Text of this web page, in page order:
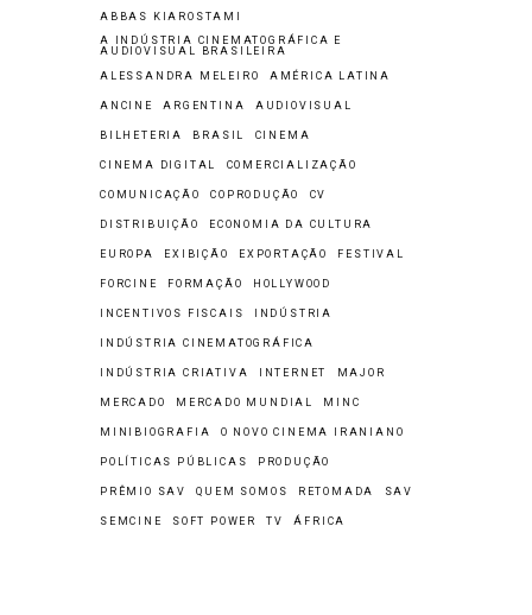
ABBAS KIAROSTAMI
A INDÚSTRIA CINEMATOGRÁFICA E
AUDIOVISUAL BRASILEIRA
ALESSANDRA MELEIRO AMÉRICA LATINA
ANCINE ARGENTINA AUDIOVISUAL
BILHETERIA BRASIL CINEMA
CINEMA DIGITAL COMERCIALIZAÇÃO
COMUNICAÇÃO COPRODUÇÃO CV
DISTRIBUIÇÃO ECONOMIA DA CULTURA
EUROPA EXIBIÇÃO EXPORTAÇÃO FESTIVAL
FORCINE FORMAÇÃO HOLLYWOOD
INCENTIVOS FISCAIS INDÚSTRIA
INDÚSTRIA CINEMATOGRÁFICA
INDÚSTRIA CRIATIVA INTERNET MAJOR
MERCADO MERCADO MUNDIAL MINC
MINIBIOGRAFIA O NOVO CINEMA IRANIANO
POLÍTICAS PÚBLICAS PRODUÇÃO
PRÊMIO SAV QUEM SOMOS RETOMADA SAV
SEMCINE SOFT POWER TV ÁFRICA